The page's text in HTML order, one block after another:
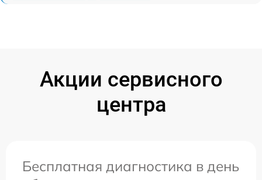
Акции сервисного
центра
Бесплатная диагностика в день